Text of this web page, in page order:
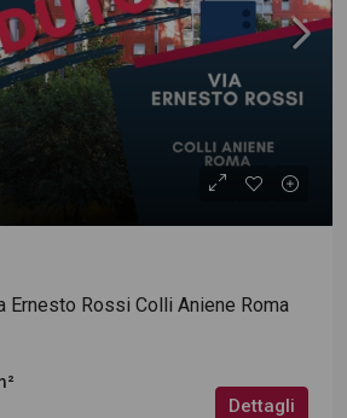
Ernesto Rossi Colli Aniene Roma
Dettagli